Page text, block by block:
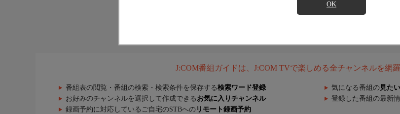
OK
J:COM番組ガイドは、J:COM TVで楽しめる全チャンネルを網
番組表の閲覧・番組の検索・検索条件を保存する検索ワード登録 気になる番組の 見た
お好みのチャンネルを選択して作成できる お気に入りチャンネル 登録した番組の最新
録画予約に対応しているご自宅のSTBへの リモート録画予約